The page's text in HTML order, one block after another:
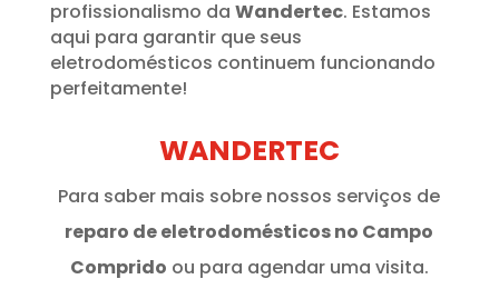
profissionalismo da Wandertec. Estamos
aqui para garantir que seus
eletrodomésticos continuem funcionando
perfeitamente!
WANDERTEC
Para saber mais sobre nossos serviços de
reparo de eletrodomésticos no Campo
Comprido ou para agendar uma visita.